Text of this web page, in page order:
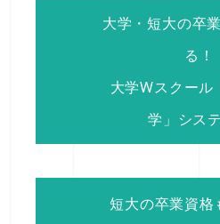
大学・短大の卒
る！
大学Wスクール
学」シス
短大の卒業資格